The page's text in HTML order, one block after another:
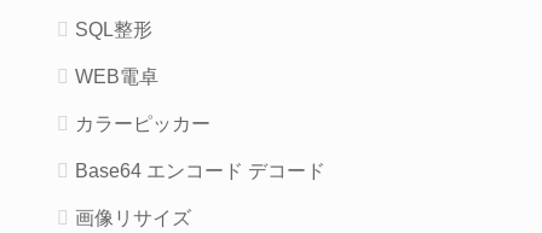
SQL整形
WEB電卓
カラーピッカー
Base64 エンコード デコード
画像リサイズ